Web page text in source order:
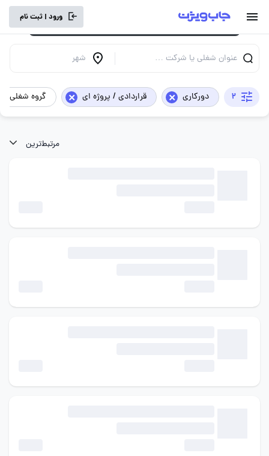
ورود | ثبت نام
عنوان شغلی یا شرکت … شهر
2 گروه شغلی دورکاری × قراردادی / پروژه ای ×
برای تجربه کاربری بهتر و سرعت بالاتر، vpn
خود را خاموش کنید.